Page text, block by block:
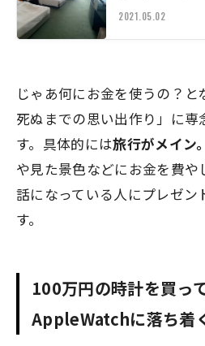
2021.05.02
じゃあ何にお金を使うの？
死ぬまでの思い出作り」に専
す。具体的には旅行がメイン。
や見た景色などにお金を費や
話になっている人にプレゼン
す。
100万円の時計を買っ
AppleWatchに落ち着